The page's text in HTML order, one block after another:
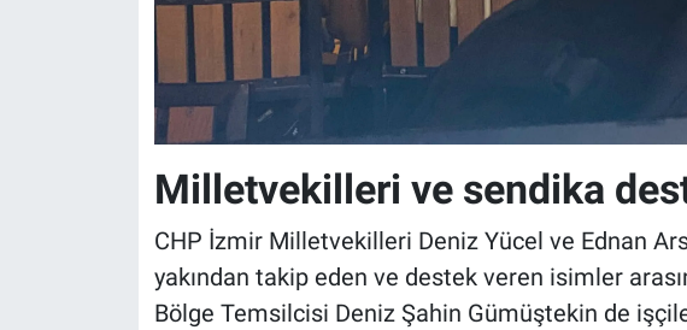
Milletvekilleri ve sendika
CHP İzmir Milletvekilleri Deniz Yücel ve Ednan
yakından takip eden ve destek veren isimler
Bölge Temsilcisi Deniz Şahin Gümüştekin de